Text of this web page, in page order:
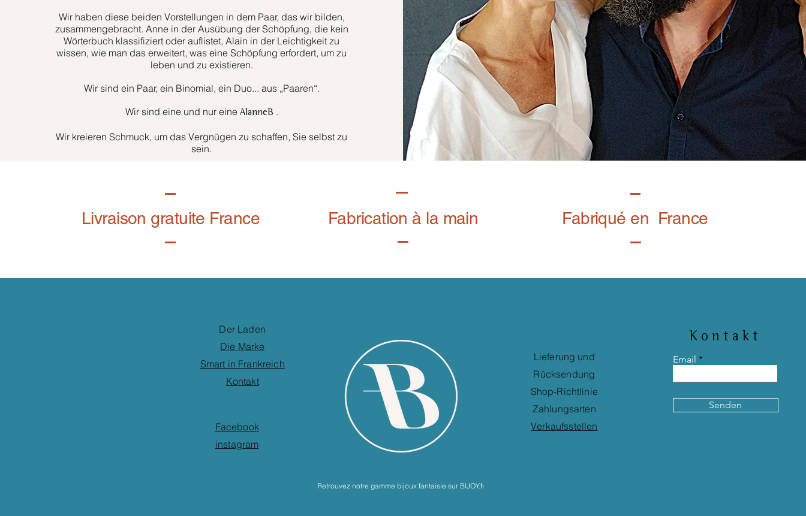
Wir haben diese beiden Vorstellungen in dem Paar, das wir bilden,
zusammengebracht. Anne in der Ausübung der Schöpfung, die kein
Wörterbuch klassifiziert oder auflistet, Alain in der Leichtigkeit zu
wissen, wie man das erweitert, was eine Schöpfung erfordert, um zu
leben und zu existieren.
Wir sind ein Paar, ein Binomial, ein Duo... aus „Paaren“.
Wir sind eine und nur eine AlanneB .
Wir kreieren Schmuck, um das Vergnügen zu schaffen, Sie selbst zu
sein.
Livraison gratuite France Fabrication à la main Fabriqué en France
Der Laden
Die Marke
Smart in Frankreich
Kontakt
Facebook
instagram
Retrouvez notre gamme bijoux fantaisie sur BIJOY.fr
Lieferung und
Rücksendung
Shop-Richtlinie
Zahlungsarten
Verkaufsstellen
Kontakt
Email
Senden